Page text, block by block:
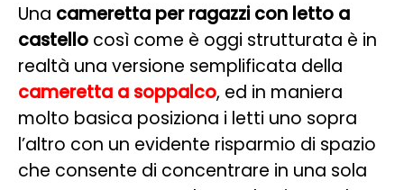
Una cameretta per ragazzi con letto a
castello così come è oggi strutturata è in
realtà una versione semplificata della
cameretta a soppalco, ed in maniera
molto basica posiziona i letti uno sopra
l’altro con un evidente risparmio di spazio
che consente di concentrare in una sola